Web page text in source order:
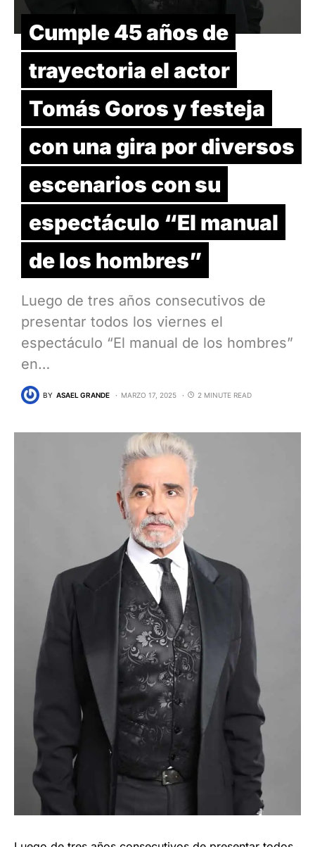
Cumple 45 años de
trayectoria el actor
Tomás Goros y festeja
con una gira por diversos
escenarios con su
espectáculo “El manual
de los hombres”
Luego de tres años consecutivos de
presentar todos los viernes el
espectáculo “El manual de los hombres”
en…
BY ASAEL GRANDE MARZO 17, 2025 2 MINUTE READ